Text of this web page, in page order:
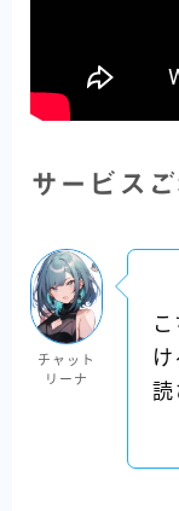
サービス
チャット
リーナ
読